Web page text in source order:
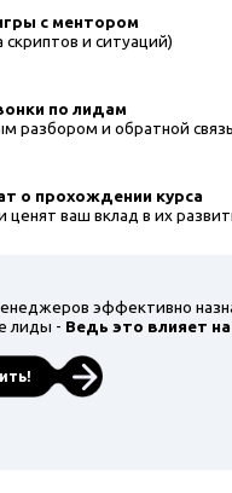
с ментором
скриптов и ситуаций)
по лидам
разбором и обратной
о прохождении курса
ценят ваш вклад в их
эффективно
лиды - Ведь это влияет